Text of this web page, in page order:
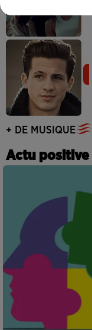
+ DE MUSIQUE
Actu positive